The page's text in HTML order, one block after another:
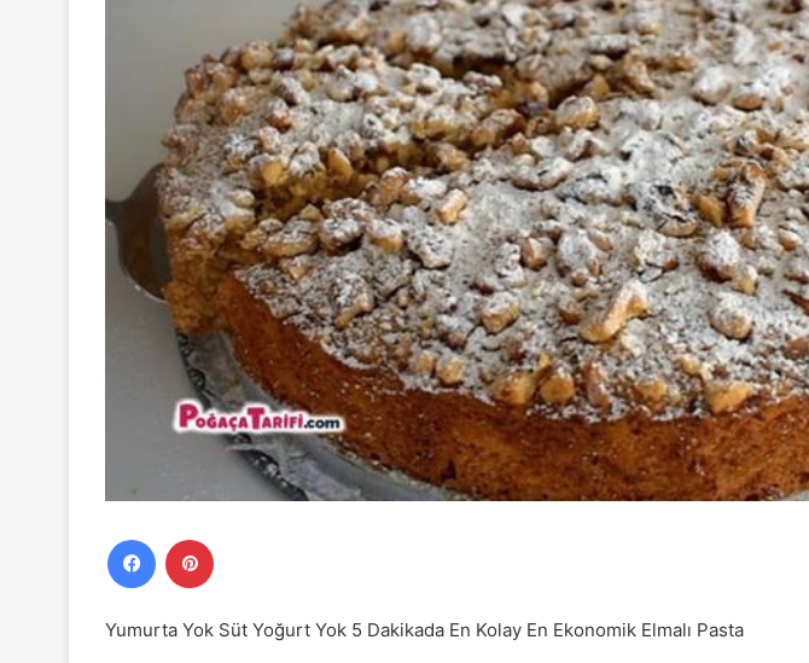
Facebook
Yumurta Yok Süt Yoğurt Yok 5 Dakikada En Kolay En Ekonomik Elmalı Pasta